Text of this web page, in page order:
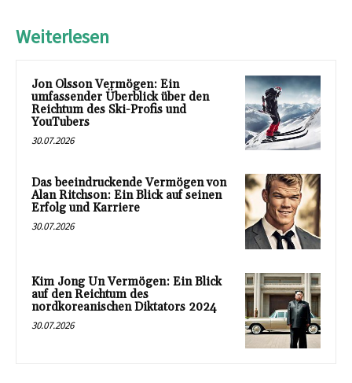
Weiterlesen
Jon Olsson Vermögen: Ein
umfassender Überblick über den
Reichtum des Ski-Profis und
YouTubers
30.07.2026
Das beeindruckende Vermögen von
Alan Ritchson: Ein Blick auf seinen
Erfolg und Karriere
30.07.2026
Kim Jong Un Vermögen: Ein Blick
auf den Reichtum des
nordkoreanischen Diktators 2024
30.07.2026